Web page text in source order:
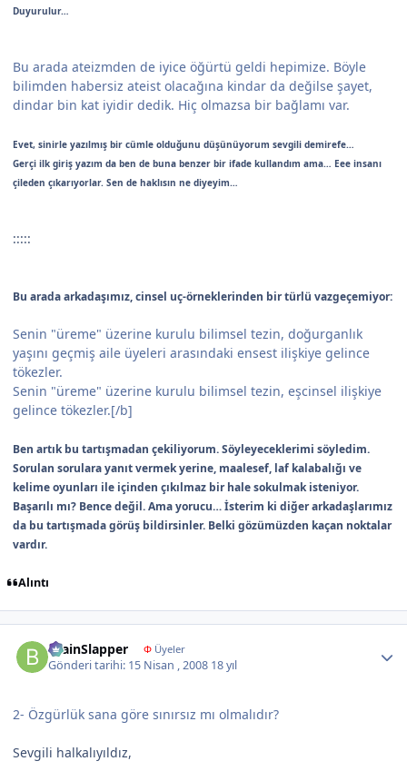
Duyurulur…
Bu arada ateizmden de iyice öğürtü geldi hepimize. Böyle
bilimden habersiz ateist olacağına kindar da değilse şayet,
dindar bin kat iyidir dedik. Hiç olmazsa bir bağlamı var.
Evet, sinirle yazılmış bir cümle olduğunu düşünüyorum sevgili demirefe…
Gerçi ilk giriş yazım da ben de buna benzer bir ifade kullandım ama… Eee insanı
çileden çıkarıyorlar. Sen de haklısın ne diyeyim…
:::::
Bu arada arkadaşımız, cinsel uç-örneklerinden bir türlü vazgeçemiyor:
Senin "üreme" üzerine kurulu bilimsel tezin, doğurganlık
yaşını geçmiş aile üyeleri arasındaki ensest ilişkiye gelince
tökezler.
Senin "üreme" üzerine kurulu bilimsel tezin, eşcinsel ilişkiye
gelince tökezler.[/b]
Ben artık bu tartışmadan çekiliyorum. Söyleyeceklerimi söyledim.
Sorulan sorulara yanıt vermek yerine, maalesef, laf kalabalığı ve
kelime oyunları ile içinden çıkılmaz bir hale sokulmak isteniyor.
Başarılı mı? Bence değil. Ama yorucu… İsterim ki diğer arkadaşlarımız
da bu tartışmada görüş bildirsinler. Belki gözümüzden kaçan noktalar
vardır.
Alıntı
BrainSlapper ΦÜyeler
Gönderi tarihi: 15 Nisan , 2008 18 yıl
2- Özgürlük sana göre sınırsız mı olmalıdır?
Sevgili halkalıyıldız,